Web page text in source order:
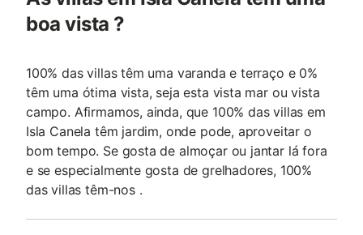
boa vista ?
100% das villas têm uma varanda e terraço e 0%
têm uma ótima vista, seja esta vista mar ou vista
campo. Afirmamos, ainda, que 100% das villas em
Isla Canela têm jardim, onde pode, aproveitar o
bom tempo. Se gosta de almoçar ou jantar lá fora
e se especialmente gosta de grelhadores, 100%
das villas têm-nos .